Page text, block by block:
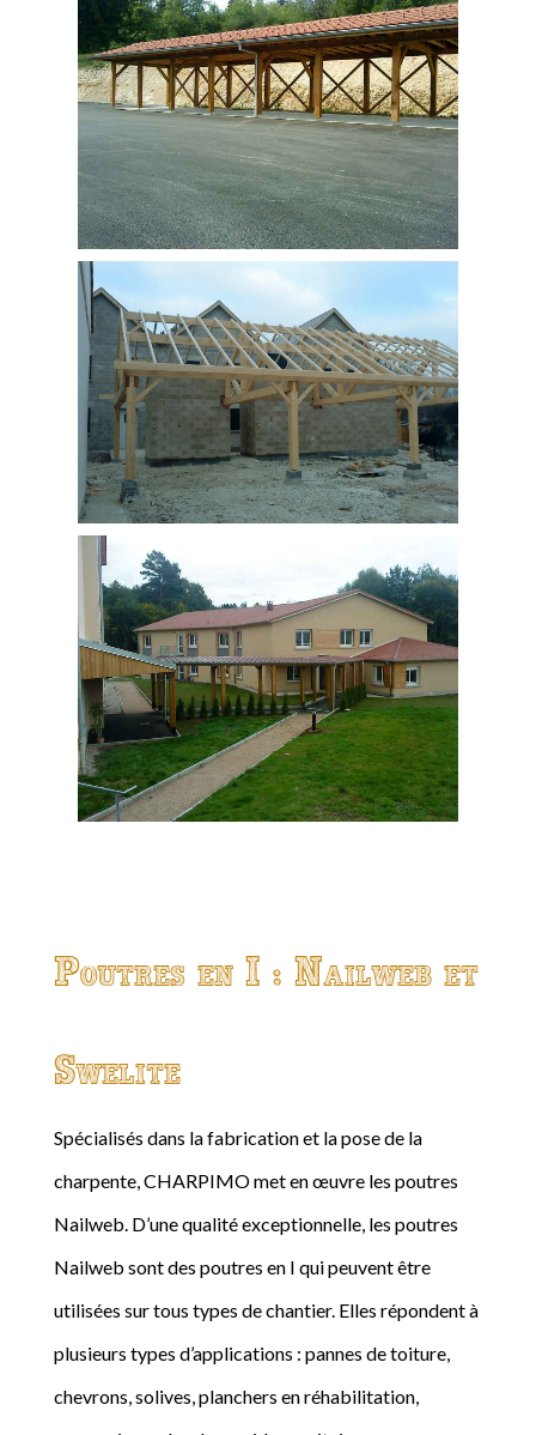
Poutres en I : Nailweb et
Swelite
Spécialisés dans la fabrication et la pose de la
charpente, CHARPIMO met en œuvre les poutres
Nailweb. D’une qualité exceptionnelle, les poutres
Nailweb sont des poutres en I qui peuvent être
utilisées sur tous types de chantier. Elles répondent à
plusieurs types d’applications : pannes de toiture,
chevrons, solives, planchers en réhabilitation,